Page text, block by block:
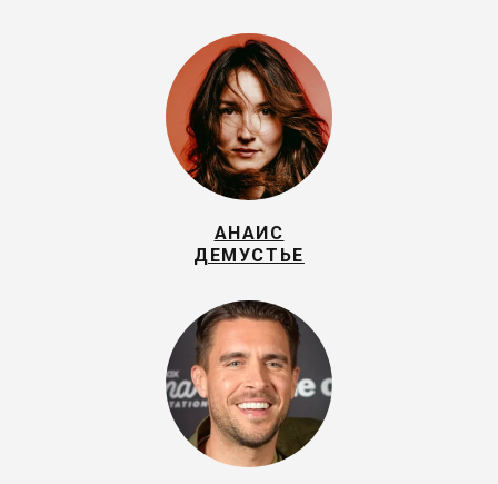
АНАИС
ДЕМУСТЬЕ